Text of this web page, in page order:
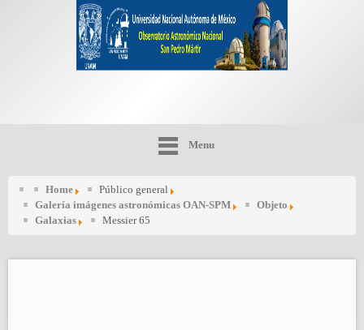
Menu
Home
Público general
Galería imágenes astronómicas OAN-SPM
Objeto
Galaxias
Messier 65